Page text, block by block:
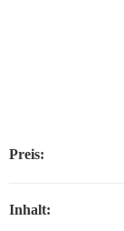
Preis:
Inhalt: